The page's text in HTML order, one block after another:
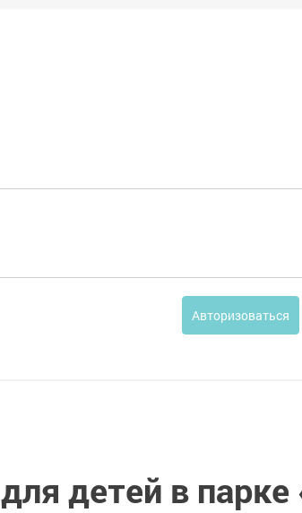
Авторизоваться
детей в парке